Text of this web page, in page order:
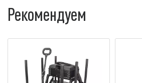
Рекомендуем